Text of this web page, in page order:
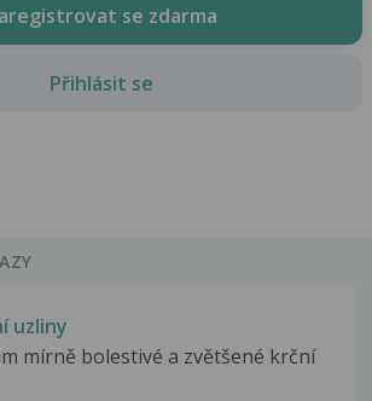
se zdarma
Přihlásit se
uzliny
mírně bolestivé a zvětšené krční